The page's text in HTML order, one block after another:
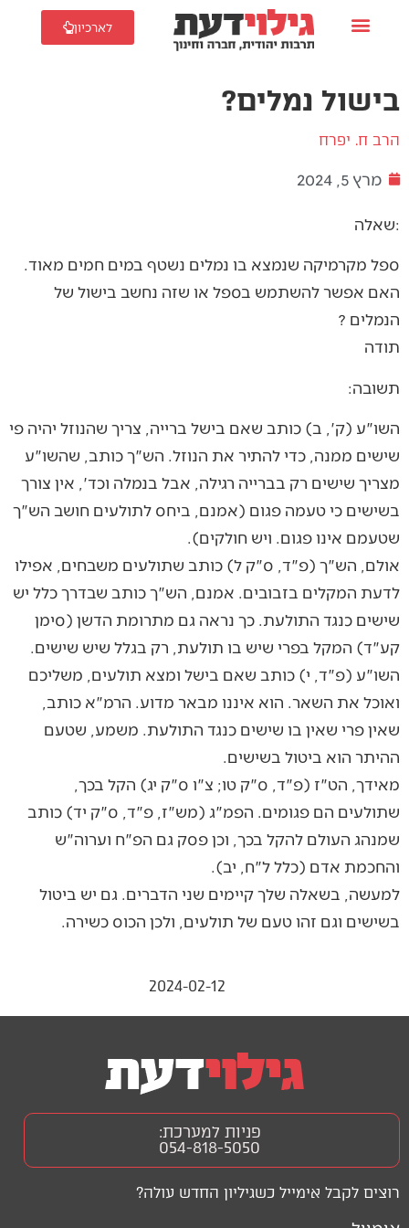
לארכיון
בישול נמלים?
הרב ח. יפרח
מרץ 5, 2024
שאלה:
ספל מקרמיקה שנמצא בו נמלים נשטף במים חמים מאוד.
האם אפשר להשתמש בספל או שזה נחשב בישול של
הנמלים ?
תודה
תשובה:
השו"ע (ק', ב) כותב שאם בישל ברייה, צריך שהנוזל יהיה פי
שישים ממנה, כדי להתיר את הנוזל. הש"ך כותב, שהשו"ע
מצריך שישים רק בברייה רגילה, אבל בנמלה וכד', אין צורך
בשישים כי טעמה פגום (אמנם, ביחס לתולעים חושב הש"ך
שטעמם אינו פגום. ויש חולקים).
אולם, הש"ך (פ"ד, ס"ק ל) כותב שתולעים משבחים, אפילו
לדעת המקלים בזבובים. אמנם, הש"ך כותב שבדרך כלל יש
שישים כנגד התולעת. כך נראה גם מתרומת הדשן (סימן
קע"ד) המקל בפרי שיש בו תולעת, רק בגלל שיש שישים.
השו"ע (פ"ד, י) כותב שאם בישל ומצא תולעים, משליכם
ואוכל את השאר. הוא איננו מבאר מדוע. הרמ"א כותב,
שאין פרי שאין בו שישים כנגד התולעת. משמע, שטעם
ההיתר הוא ביטול בשישים.
מאידך, הט"ז (פ"ד, ס"ק טו; צ"ו ס"ק יג) הקל בכך,
שתולעים הם פגומים. הפמ"ג (מש"ז, פ"ד, ס"ק יד) כותב
שמנהג העולם להקל בכך, וכן פסק גם הפ"ח וערוה"ש
והחכמת אדם (כלל ל"ח, יב).
למעשה, בשאלה שלך קיימים שני הדברים. גם יש ביטול
בשישים וגם זהו טעם של תולעים, ולכן הכוס כשירה.
2024-02-12
רוצים לקבל אימייל כשגיליון החדש עולה?
פניות למערכת:
054-818-5050